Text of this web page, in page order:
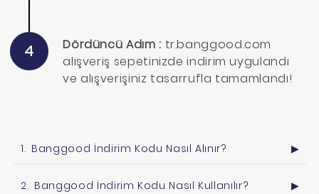
4 Dördüncü Adım : tr.banggood.com
alışveriş sepetinizde indirim uygulandı
ve alışverişiniz tasarrufla tamamlandı!
Banggood İndirim Kodu Nasıl Alınır? ▶
Banggood İndirim Kodu Nasıl Kullanılır? ▶